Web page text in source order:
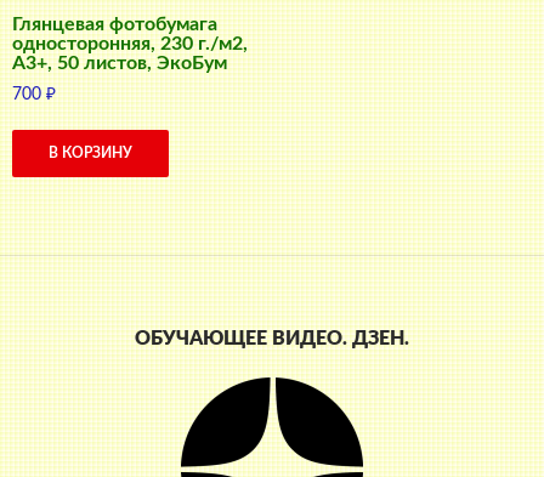
Глянцевая фотобумага
односторонняя, 230 г./м2,
A3+, 50 листов, ЭкоБум
700₽
В КОРЗИНУ
ОБУЧАЮЩЕЕ ВИДЕО. ДЗЕН.